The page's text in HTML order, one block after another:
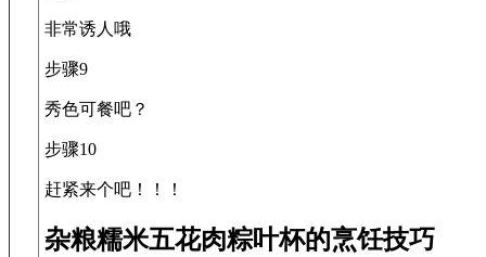
非常诱人哦
步骤9
秀色可餐吧？
步骤10
赶紧来个吧！！！
杂粮糯米五花肉粽叶杯的烹饪技巧